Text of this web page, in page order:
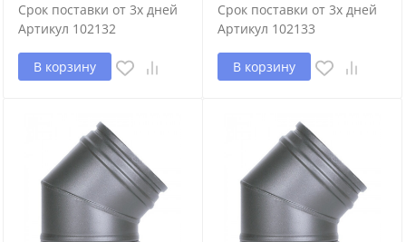
Срок поставки от 3х дней
Артикул 102132
В корзину
Срок поставки от 3х дней
Артикул 102133
В корзину